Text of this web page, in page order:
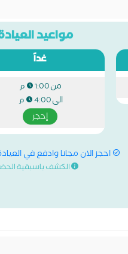
مواعيد
غداً
من1:00 م
الى4:00 م
إحجز
احجز الان مجانا وادفع في
الكشف باسبقية